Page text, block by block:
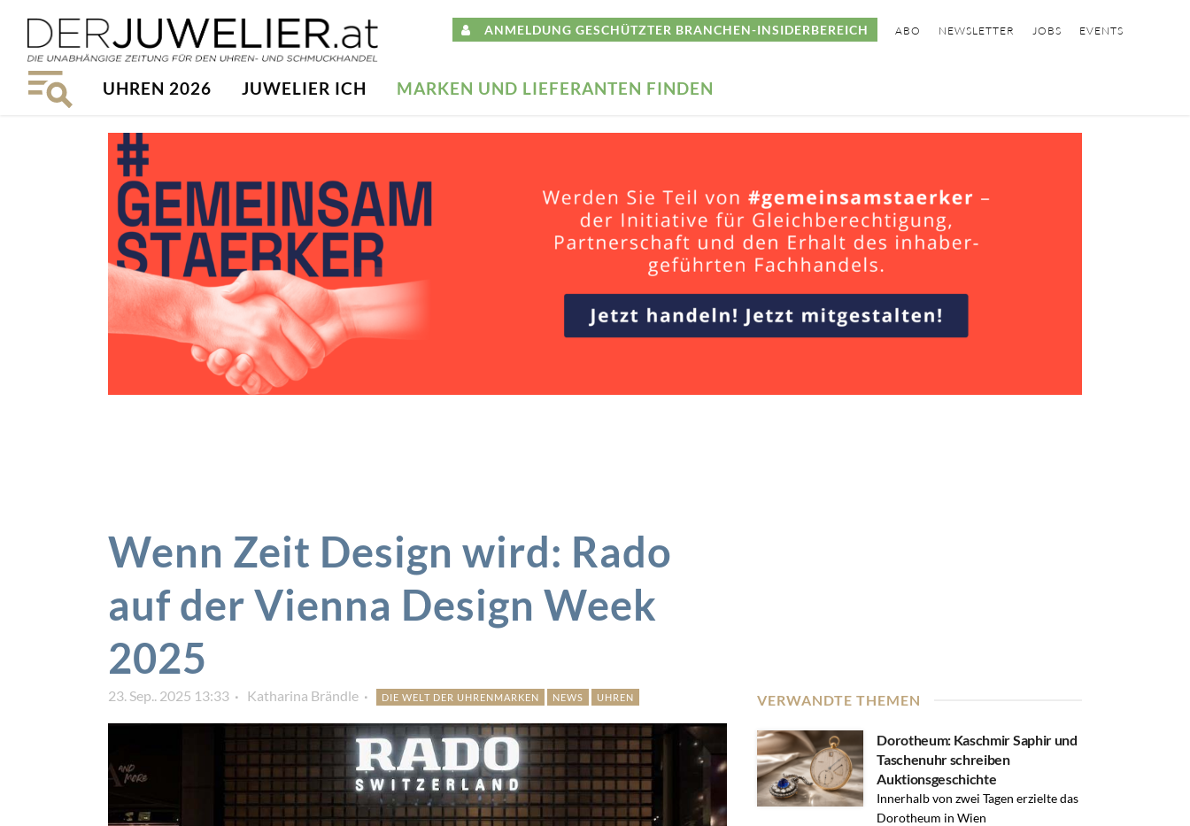
ANMELDUNG GESCHÜTZTER BRANCHEN-INSIDERBEREICH ABO NEWSLETTER JOBS EVENTS
UHREN 2026 JUWELIER ICH MARKEN UND LIEFERANTEN FINDEN
Wenn Zeit Design wird: Rado
auf der Vienna Design Week
2025
23. Sep.. 2025 13:33 Katharina Brändle DIE WELT DER UHRENMARKEN NEWS UHREN VERWANDTE THEMEN
Dorotheum: Kaschmir Saphir und
Taschenuhr schreiben
Auktionsgeschichte
Innerhalb von zwei Tagen erzielte das
Dorotheum in Wien